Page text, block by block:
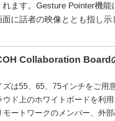
れます。Gesture Pointer機
面に話者の映像ととも指し
Collaboration Board
ズは55、65、75インチをご用意
ウド上のホワイトボードを利
モートワークのメンバー、外